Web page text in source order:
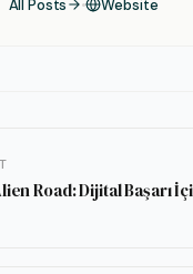
All Posts Website
Road: Dijital Başarı